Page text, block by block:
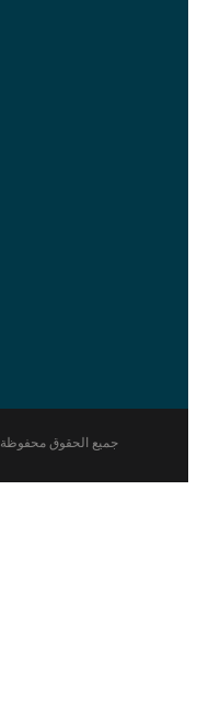
© 2026 Fortune Business Insights . جميع الحقوق محفوظة